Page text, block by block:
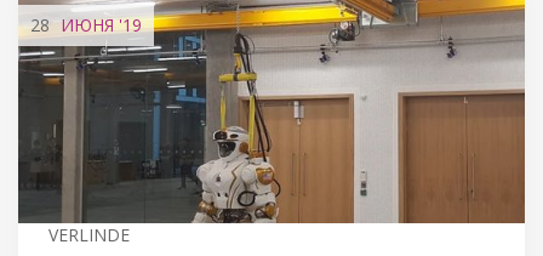
28 ИЮНЯ'19
VERLINDE